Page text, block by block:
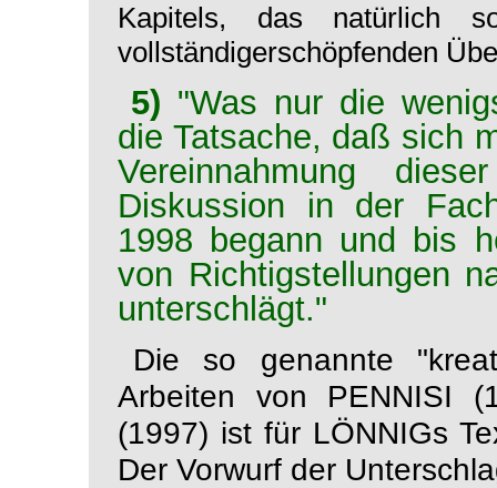
Kapitels, das natürlich
vollständigerschöpfenden
5) "Was nur die
die Tatsache, daß sich
Vereinnahmung
Diskussion in der
1998 begann und bis
von Richtigstellungen
unterschlägt."
Die so genannte
Arbeiten von PENNISI
(1997) ist für LÖNNIGs
Der Vorwurf der